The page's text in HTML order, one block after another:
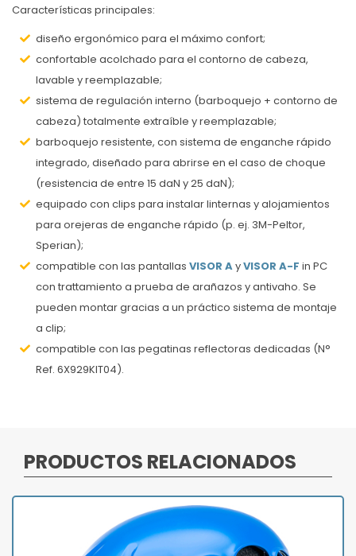
Características principales:
diseño ergonómico para el máximo confort;
confortable acolchado para el contorno de cabeza,
lavable y reemplazable;
sistema de regulación interno (barboquejo + contorno de
cabeza) totalmente extraíble y reemplazable;
barboquejo resistente, con sistema de enganche rápido
integrado, diseñado para abrirse en el caso de choque
(resistencia de entre 15 daN y 25 daN);
equipado con clips para instalar linternas y alojamientos
para orejeras de enganche rápido (p. ej. 3M-Peltor,
Sperian);
compatible con las pantallas VISOR AyVISOR A-F in PC
con trattamiento a prueba de arañazos y antivaho. Se
pueden montar gracias a un práctico sistema de montaje
a clip;
compatible con las pegatinas reflectoras dedicadas (N°
Ref. 6X929KIT04).
PRODUCTOS RELACIONADOS